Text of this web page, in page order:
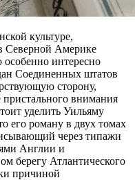
культуре,
Северной Америке
интересно
Соединенных штатов
сторону,
внимания
уделить Уильяму
его роману в двух томах
через типажи
Англии и
берегу Атлантического
причиной